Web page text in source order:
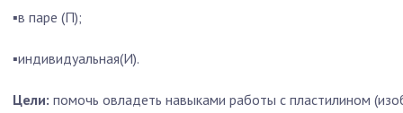
▪в паре (П);
▪индивидуальная(И).
Цели: помочь овладеть навыками работы с пластилином